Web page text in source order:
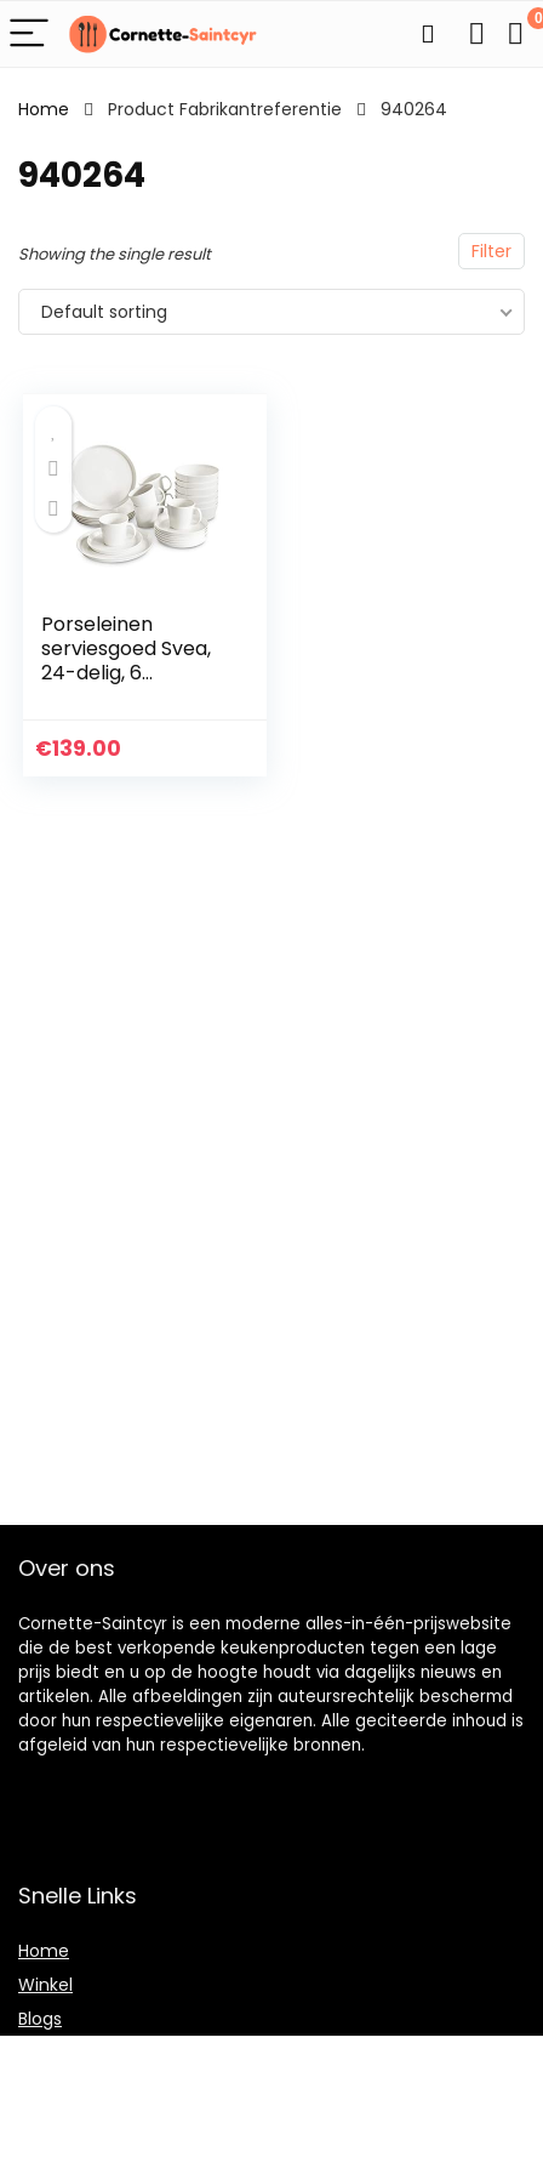
0
Home Product Fabrikantreferentie 940264
940264
Filter
Showing the single result
Default sorting
Porseleinen
serviesgoed Svea,
24-delig, 6
modern
€139.00
Over ons
Cornette-Saintcyr is een moderne alles-in-één-prijswebsite
die de best verkopende keukenproducten tegen een lage
prijs biedt en u op de hoogte houdt via dagelijks nieuws en
artikelen. Alle afbeeldingen zijn auteursrechtelijk beschermd
door hun respectievelijke eigenaren. Alle geciteerde inhoud is
afgeleid van hun respectievelijke bronnen.
Snelle Links
Home
Winkel
Blogs